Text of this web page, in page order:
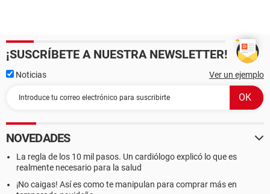
¡SUSCRÍBETE A NUESTRA NEWSLETTER!
Noticias Ver un ejemplo
NOVEDADES
La regla de los 10 mil pasos. Un cardiólogo explicó lo que es
realmente necesario para la salud
¡No caigas! Así es como te manipulan para comprar más en